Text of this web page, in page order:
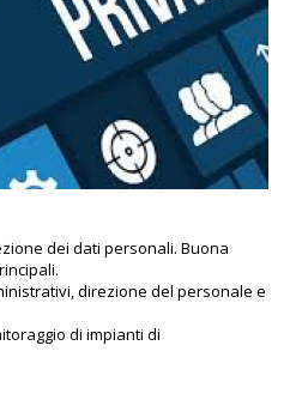
dei dati personali. Buona
direzione del personale e
di impianti di